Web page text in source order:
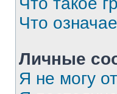
Что
Личные
Я не могу